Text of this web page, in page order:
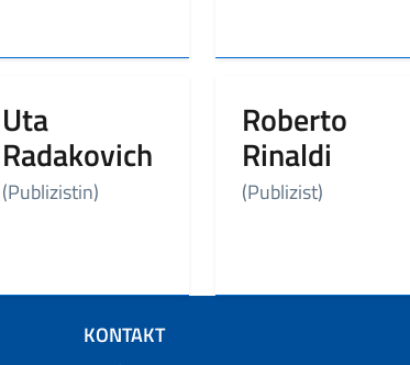
Uta
Radakovich
(Publizistin)
Roberto
Rinaldi
(Publizist)
KONTAKT